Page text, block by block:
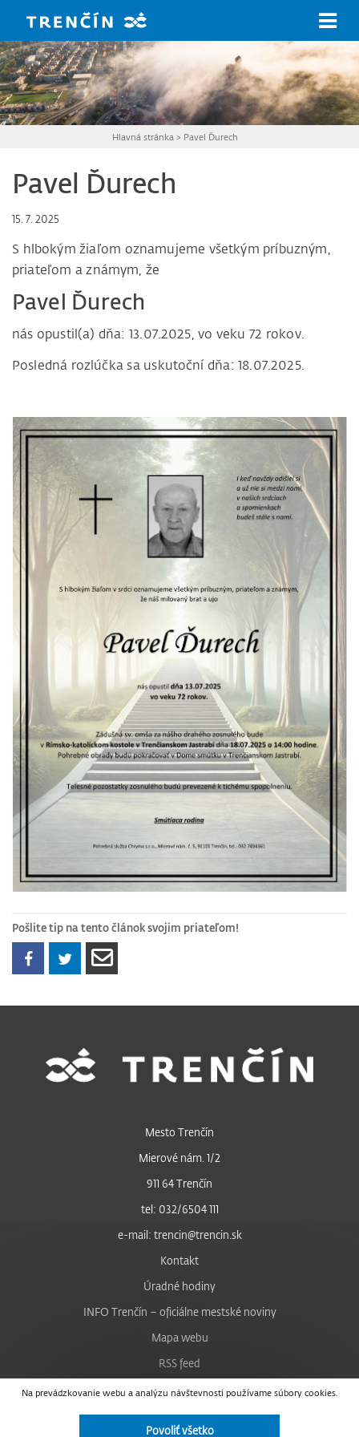
Hlavná stránka > Pavel Ďurech
Pavel Ďurech
15. 7. 2025
S hlbokým žiaľom oznamujeme všetkým príbuzným,
priateľom a známym, že
Pavel Ďurech
nás opustil(a) dňa: 13.07.2025, vo veku 72 rokov.
Posledná rozlúčka sa uskutoční dňa: 18.07.2025.
Pošlite tip na tento článok svojim priateľom!
Na prevádzkovanie webu a analýzu návštevnosti používame súbory cookies.
Povoliť všetko
Mesto Trenčín
Mierové nám. 1/2
911 64 Trenčín
tel: 032/6504 111
e-mail: trencin@trencin.sk
Kontakt
Úradné hodiny
INFO Trenčín – oficiálne mestské noviny
Mapa webu
RSS feed
Nastavenie cookies
Facebook